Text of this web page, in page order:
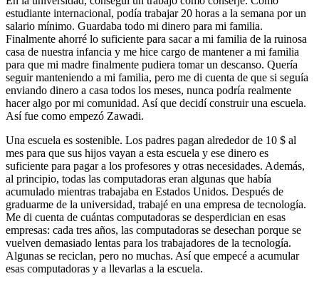
estudiante internacional, podía trabajar 20 horas a la semana por un
salario mínimo. Guardaba todo mi dinero para mi familia.
Finalmente ahorré lo suficiente para sacar a mi familia de la ruinosa
casa de nuestra infancia y me hice cargo de mantener a mi familia
para que mi madre finalmente pudiera tomar un descanso. Quería
seguir manteniendo a mi familia, pero me di cuenta de que si seguía
enviando dinero a casa todos los meses, nunca podría realmente
hacer algo por mi comunidad. Así que decidí construir una escuela.
Así fue como empezó Zawadi.
Una escuela es sostenible. Los padres pagan alrededor de 10 $ al
mes para que sus hijos vayan a esta escuela y ese dinero es
suficiente para pagar a los profesores y otras necesidades. Además,
al principio, todas las computadoras eran algunas que había
acumulado mientras trabajaba en Estados Unidos. Después de
graduarme de la universidad, trabajé en una empresa de tecnología.
Me di cuenta de cuántas computadoras se desperdician en esas
empresas: cada tres años, las computadoras se desechan porque se
vuelven demasiado lentas para los trabajadores de la tecnología.
Algunas se reciclan, pero no muchas. Así que empecé a acumular
esas computadoras y a llevarlas a la escuela.